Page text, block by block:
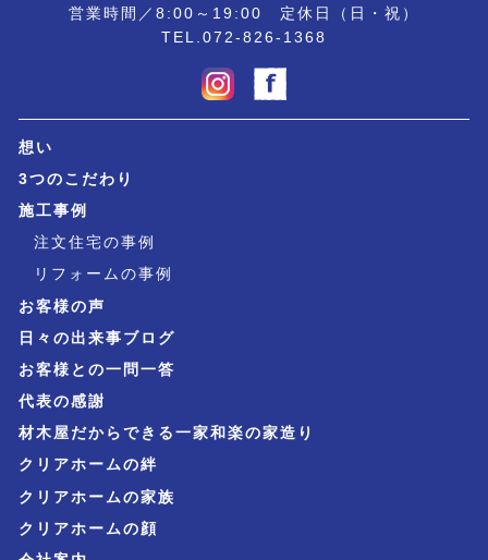
営業時間／8:00～19:00 定休日（日・祝）
TEL.072-826-1368
想い
3つのこだわり
施工事例
注文住宅の事例
リフォームの事例
お客様の声
日々の出来事ブログ
お客様との一問一答
代表の感謝
材木屋だからできる一家和楽の家造り
クリアホームの絆
クリアホームの家族
クリアホームの顔